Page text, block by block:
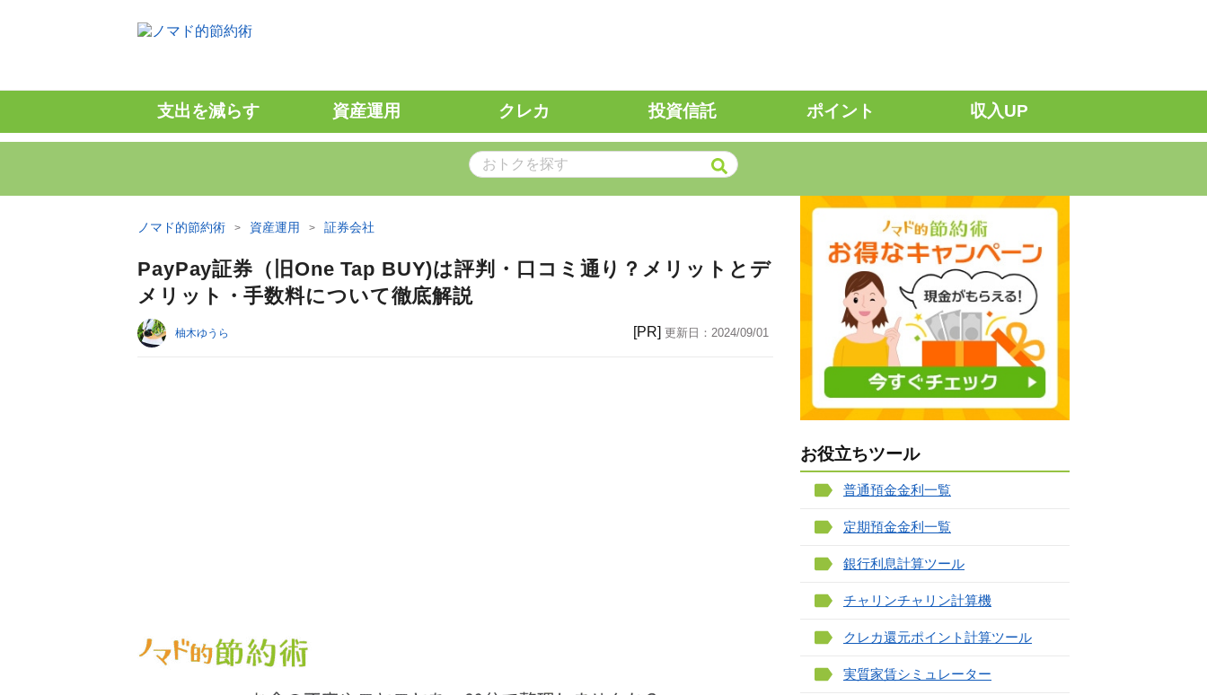
支出を減らす 資産運用 クレカ 投資信託 ポイント 収入UP
ノマド的節約術 資産運用 証券会社
PayPay証券（旧One Tap BUY)は評判・口コミ通り？メリットとデ
メリット・手数料について徹底解説
柚木ゆうら [PR] 更新日： 2024/09/01
お役立ちツール
普通預金金利一覧
定期預金金利一覧
銀行利息計算ツール
チャリンチャリン計算機
クレカ還元ポイント計算ツール
実質家賃シミュレーター